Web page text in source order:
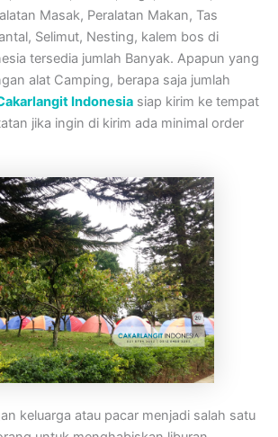
Masak, Peralatan Makan, Tas
Selimut, Nesting, kalem bos di
tersedia jumlah Banyak. Apapun yang
alat Camping, berapa saja jumlah
Indonesia siap kirim ke tempat
jika ingin di kirim ada minimal order
keluarga atau pacar menjadi salah satu